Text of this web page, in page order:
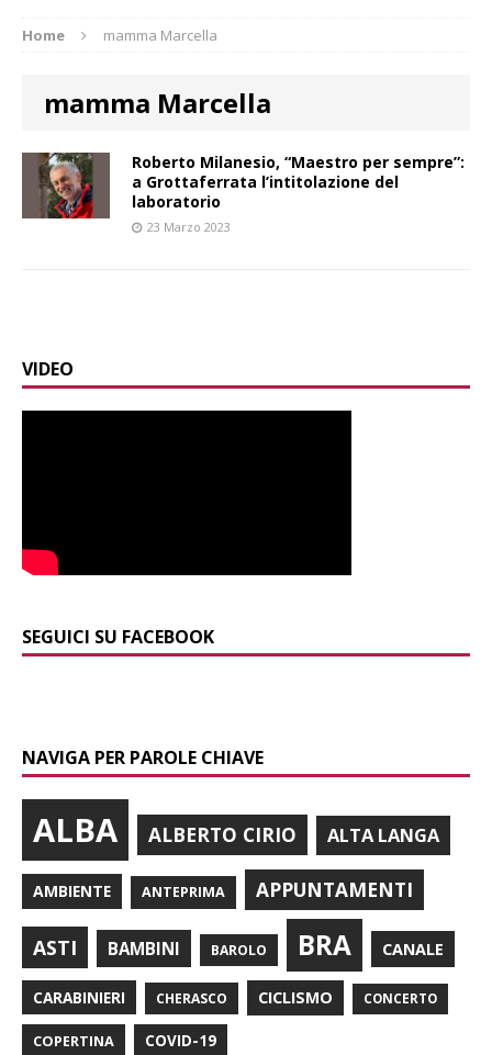
Home mamma Marcella
mamma Marcella
Roberto Milanesio, “Maestro per sempre”:
a Grottaferrata l’intitolazione del
laboratorio
23 Marzo 2023
VIDEO
SEGUICI SU FACEBOOK
NAVIGA PER PAROLE CHIAVE
ALBA ALBERTO CIRIO ALTA LANGA
AMBIENTE ANTEPRIMA APPUNTAMENTI
ASTI BAMBINI BAROLO BRA CANALE
CARABINIERI CHERASCO CICLISMO CONCERTO
COPERTINA COVID-19